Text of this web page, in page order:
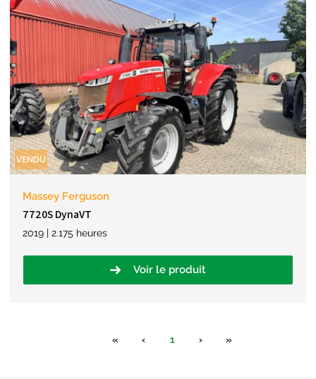
VENDU
Massey Ferguson
7720S DynaVT
2019 | 2.175 heures
Voir le produit
« ‹ 1 › »